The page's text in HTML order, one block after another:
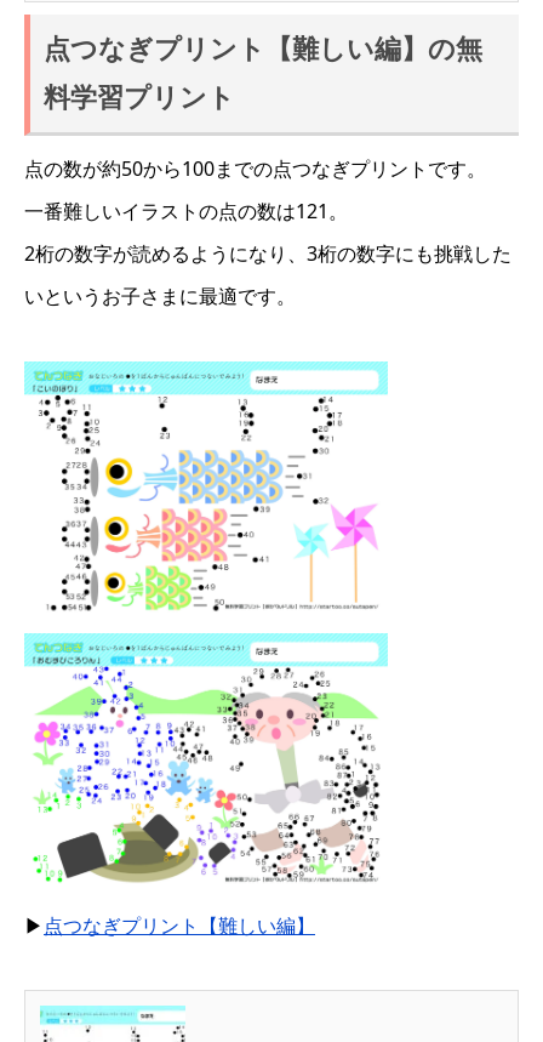
点つなぎプリント【難しい編】の無
料学習プリント
点の数が約50から100までの点つなぎプリントです。
一番難しいイラストの点の数は121。
2桁の数字が読めるようになり、3桁の数字にも挑戦した
いというお子さまに最適です。
▶ 点つなぎプリント【難しい編】